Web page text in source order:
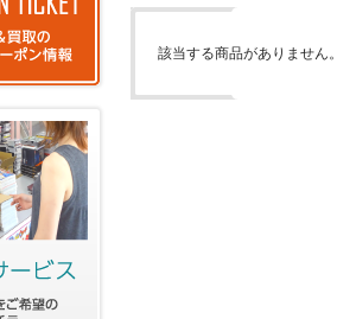
該当する商品がありません。